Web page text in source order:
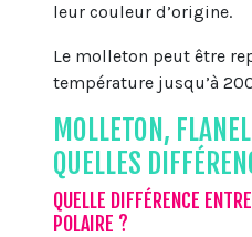
leur couleur d’origine.
Le molleton peut être
température jusqu’à
MOLLETON,
QUELLES
QUELLE DIFFÉRENCE
POLAIRE ?